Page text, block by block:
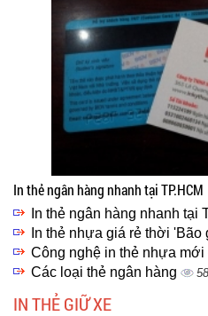
In thẻ ngân hàng nhanh tại TP.HCM
In thẻ ngân hàng nhanh tại
In thẻ nhựa giá rẻ thời 'Bão
Công nghệ in thẻ nhựa mới
Các loại thẻ ngân hàng
IN THẺ GIỮ XE